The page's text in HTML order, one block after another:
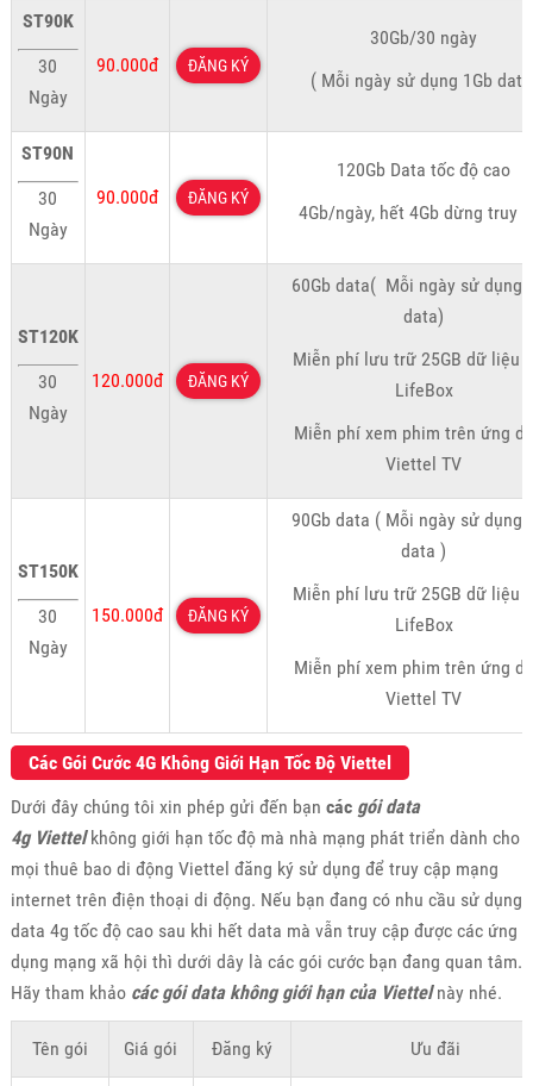
ST90K
30
Ngày
90.000đ ĐĂNG KÝ
30Gb/30 ngày
( Mỗi ngày sử dụng 1Gb
ST90N
30
Ngày
90.000đ ĐĂNG KÝ
120Gb Data tốc độ cao
4Gb/ngày, hết 4Gb dừng truy
ST120K
30
Ngày
120.000đ ĐĂNG KÝ
60Gb data( Mỗi ngày sử dụng
data)
Miễn phí lưu trữ 25GB dữ liệu
LifeBox
Miễn phí xem phim trên ứng
Viettel TV
ST150K
30
Ngày
150.000đ ĐĂNG KÝ
90Gb data ( Mỗi ngày sử dụng
data )
Miễn phí lưu trữ 25GB dữ liệu
LifeBox
Miễn phí xem phim trên ứng
Viettel TV
Các Gói Cước 4G Không Giới Hạn Tốc Độ Viettel
Dưới đây chúng tôi xin phép gửi đến bạn các gói data
4g Viettelkhông giới hạn tốc độ mà nhà mạng phát triển dành cho
mọi thuê bao di động Viettel đăng ký sử dụng để truy cập mạng
internet trên điện thoại di động. Nếu bạn đang có nhu cầu sử dụng
data 4g tốc độ cao sau khi hết data mà vẫn truy cập được các ứng
dụng mạng xã hội thì dưới dây là các gói cước bạn đang quan tâm.
Hãy tham khảo các gói data không giới hạn của Viettelnày nhé.
Tên gói Giá gói Đăng ký Ưu đãi